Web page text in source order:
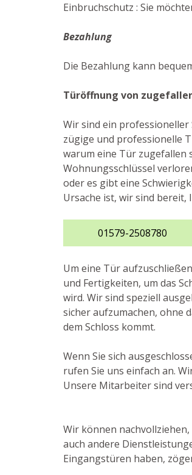
Einbruchschutz : Sie
Bezahlung
Die Bezahlung kann
Türöffnung von
Wir sind ein professioneller
zügige und professionelle
warum eine Tür zugefallen
Wohnungsschlüssel
oder es gibt eine
Ursache ist, wir sind bereit,
01579-2508780
Um eine Tür
und Fertigkeiten, um das
wird. Wir sind speziell
sicher aufzumachen, ohne
dem Schloss kommt.
Wenn Sie sich
rufen Sie uns einfach an.
Unsere Mitarbeiter sind
Wir können
auch andere
Eingangstüren haben,